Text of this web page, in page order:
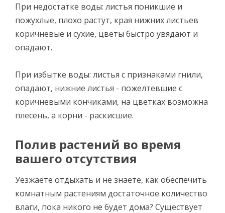
При недостатке воды: листья поникшие и
пожухлые, плохо растут, края нижних листьев
коричневые и сухие, цветы быстро увядают и
опадают.
При избытке воды: листья с признаками гнили,
опадают, нижние листья - пожелтевшие с
коричневыми кончиками, на цветках возможна
плесень, а корни - раскисшие.
Полив растений во время
вашего отсутствия
Уезжаете отдыхать и не знаете, как обеспечить
комнатным растениям достаточное количество
влаги, пока никого не будет дома? Существует